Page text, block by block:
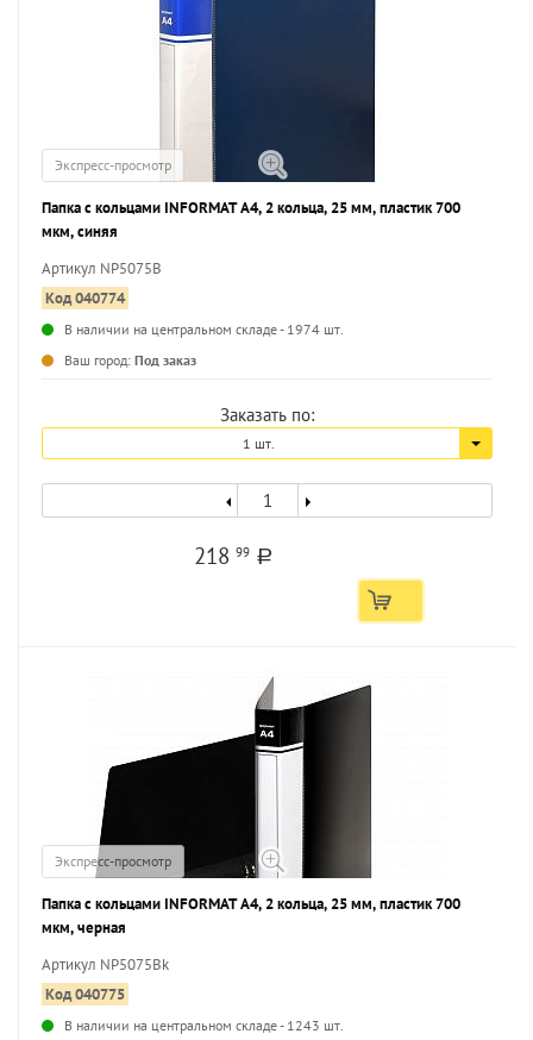
Экспресс-просмотр
Папка с кольцами INFORMAT А4, 2 кольца, 25 мм, пластик 700
мкм, синяя
Артикул NP5075B
Код 040774
В наличии на центральном складе - 1974 шт.
Ваш город: Под заказ
Заказать по:
1 шт.
21899 a
Экспресс-просмотр
Папка с кольцами INFORMAT А4, 2 кольца, 25 мм, пластик 700
мкм, черная
Артикул NP5075Bk
Код 040775
В наличии на центральном складе - 1243 шт.